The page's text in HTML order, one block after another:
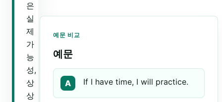
은
실
제
가
능
성,
상
상
예문 비교
예문
A If I have time, I will practice.